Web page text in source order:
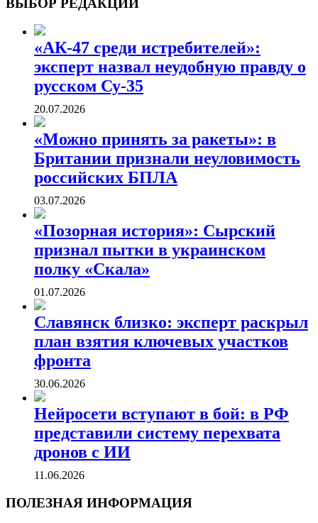
«АК-47 среди истребителей»:
эксперт назвал неудобную правду о
русском Су-35
20.07.2026
«Можно принять за ракеты»: в
Британии признали неуловимость
российских БПЛА
03.07.2026
«Позорная история»: Сырский
признал пытки в украинском
полку «Скала»
01.07.2026
Славянск близко: эксперт раскрыл
план взятия ключевых участков
фронта
30.06.2026
Нейросети вступают в бой: в РФ
представили систему перехвата
дронов с ИИ
11.06.2026
ПОЛЕЗНАЯ ИНФОРМАЦИЯ